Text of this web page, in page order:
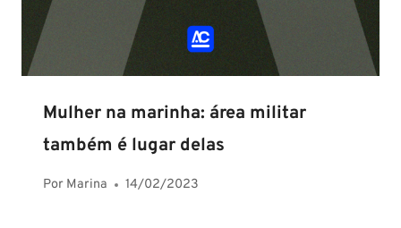
Mulher na marinha: área militar
também é lugar delas
Por Marina 14/02/2023